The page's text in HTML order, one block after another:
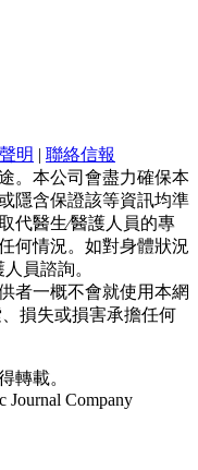
明 | 聯絡信報
。本公司會盡力確保本
隱含保證該等資訊均準
代醫生∕醫護人員的專
何情況。如對身體狀況
員諮詢。
者一概不會就使用本網
損失或損害承擔任何
轉載。
Journal Company